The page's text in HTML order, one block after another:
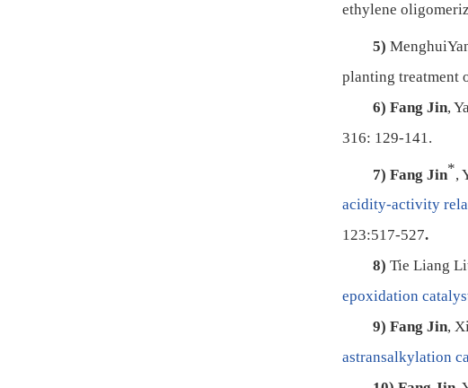
ethylene
5)
planting treatment
6)Fang Jin,
316: 129-141.
7)Fang Jin*,
acidity-activity
123:517-527.
8)Tie Liang
epoxidation
9)Fang Jin,
astransalkylation